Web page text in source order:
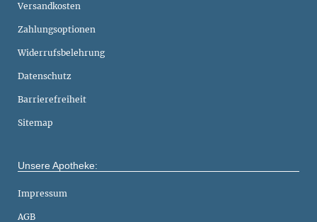
Versandkosten
Zahlungsoptionen
Widerrufsbelehrung
Datenschutz
Barrierefreiheit
Sitemap
Unsere Apotheke:
Impressum
AGB